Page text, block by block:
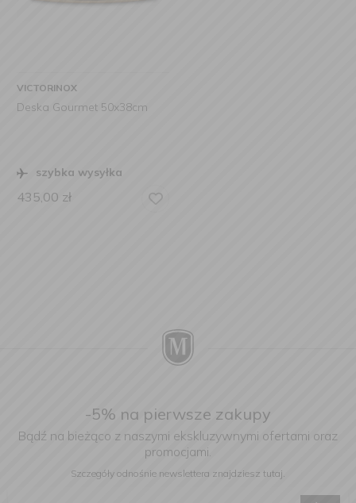
VICTORINOX
Deska Gourmet 50x38cm
szybka wysyłka
435,00 zł
-5% na pierwsze zakupy
Bądź na bieżąco z naszymi ekskluzywnymi ofertami oraz
promocjami.
Szczegóły odnośnie newslettera znajdziesz tutaj.